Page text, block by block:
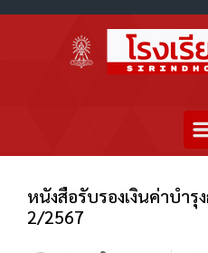
หนังสือรับรองเงินค่าบำ
2/2567